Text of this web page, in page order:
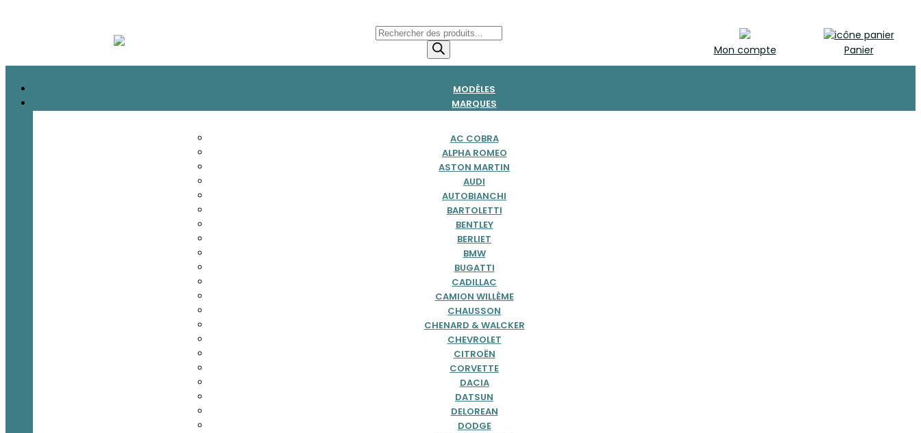
Recherche
Mon compte Panier
MODÈLES
MARQUES
AC COBRA
ALPHA ROMEO
ASTON MARTIN
AUDI
AUTOBIANCHI
BARTOLETTI
BENTLEY
BERLIET
BMW
BUGATTI
CADILLAC
CAMION WILLÈME
CHAUSSON
CHENARD & WALCKER
CHEVROLET
CITROËN
CORVETTE
DACIA
DATSUN
DELOREAN
DODGE